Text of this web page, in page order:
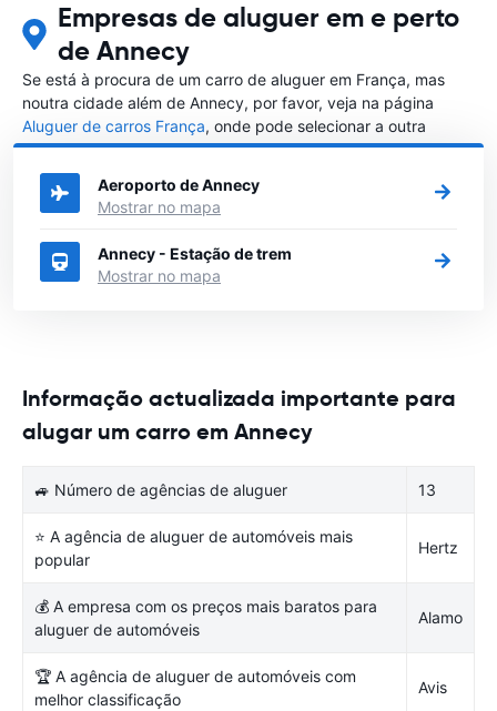
Empresas de aluguer em e perto
de Annecy
Se está à procura de um carro de aluguer em França, mas
noutra cidade além de Annecy, por favor, veja na página
Aluguer de carros França, onde pode selecionar a outra
cidade em França que gostaria de alugar um carro
Aeroporto de Annecy
Mostrar no mapa
Annecy - Estação de trem
Mostrar no mapa
Informação actualizada importante para
alugar um carro em Annecy
🚙 Número de agências de aluguer 13
⭐ A agência de aluguer de automóveis mais
popular
Hertz
💰 A empresa com os preços mais baratos para
aluguer de automóveis
Alamo
🏆 A agência de aluguer de automóveis com
melhor classificação
Avis